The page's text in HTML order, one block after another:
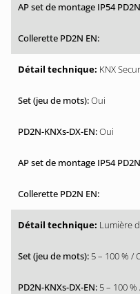
KNX
Oui
Oui
Lumière
5 – 100 % /
5 – 100